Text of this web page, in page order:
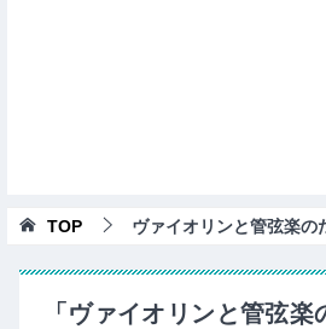
TOP ヴァイオリンと管弦楽の
「ヴァイオリンと管弦